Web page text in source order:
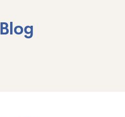
Blog